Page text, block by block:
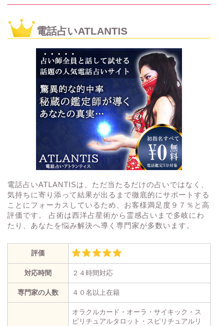
電話占いATLANTIS
電話占いATLANTISは、ただ当たるだけの占いではなく、
気持ちに寄り添って結果が出るまで徹底的にサポートする
ことにフォーカスしているため、お客様満足度９７％と高
評価です。 占術は西洋占星術から霊感占いまで多岐にわ
たり、あなたを悩み解決へ導く専門家が多数います。
評価
対応時間 ２４時間対応
専門家の人数 ４０名以上在籍
オラクルカード・オーラ・サイキック・ス
ピリチュアルタロット・スピリチュアルリ